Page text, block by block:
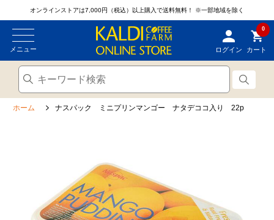
オンラインストアは7,000円（税込）以上購入で送料無料！ ※一部地域を除く
メニュー ログイン
0
カート
ホーム ナスパック ミニプリンマンゴー ナタデココ入り 22p